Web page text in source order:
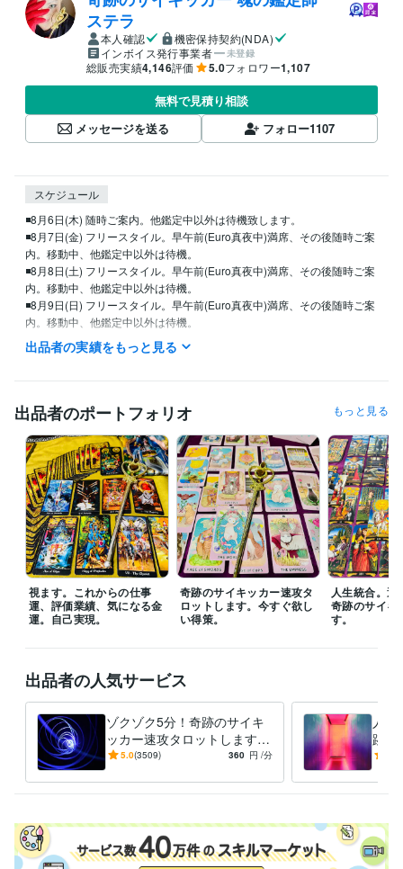
ステラ
本人確認
機密保持契約(NDA)
インボイス発行事業者
未登録
総販売実績4,146評価 5.0フォロワー1,107
無料で見積り相談
メッセージを送る
フォロー1107
スケジュール
◾️8月6日(木) 随時ご案内。他鑑定中以外は待機致します。
◾️8月7日(金) フリースタイル。早午前(Euro真夜中)満席、その後随時ご案
内。移動中、他鑑定中以外は待機。
◾️8月8日(土) フリースタイル。早午前(Euro真夜中)満席、その後随時ご案
内。移動中、他鑑定中以外は待機。
◾️8月9日(日) フリースタイル。早午前(Euro真夜中)満席、その後随時ご案
内。移動中、他鑑定中以外は待機。
※通常営業19時00分までですが、待機中の場合にはお受け致します。
■御依頼さまの（御相手の方の分も）御生年月日と、お生まれの時間と場
所をご用意されるとスムーズです。サービスご購入の際にトークルーム
にて教えてくださると、より敏速に鑑定に入れます。
■各サービスページに内容を詳しく記載中。
◾️同業者の先生方は、他の先生をお頼りくださいませ。
◾️鑑定中の展開画像のみを一部抽出してポートフォリオに掲載させていた
だいております。
掲載NGの場合には、事前に教えてください。
■アカウント画像：本人。プロ認定の規則のため一部、顔を出しておりま
す。
レースキャップ：アンテプリマ
経験職種
クリエイター / 写真家・カメラマン 経験年数 : 27年
研究・開発・設計 / 研究・開発 経験年数 : 27年
ライフスタイル・その他 / 占い師 経験年数 : 32年
ライフスタイル・その他 / 講師・インストラクター
色彩検定1級 取得年 : 2018年
ビジネス・クリエイティブツール
出品者の実績をもっと見る
出品者のポートフォリオ もっと見る
視ます。これからの仕事
運、評価業績、気になる金
運。自己実現。
奇跡のサイキッカー速攻タ
ロットします。今すぐ欲し
い得策。
人生統合。運
奇跡のサイキ
す。
出品者の人気サービス
ゾクゾク5分！奇跡のサイキ
ッカー速攻タロットします
今すぐ欲しい得策。貴方の現
ょ！
5.0(3509) 360 円 /分
人生
跡の
歴
きだ